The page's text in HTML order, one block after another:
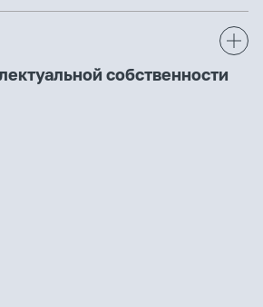
собственности